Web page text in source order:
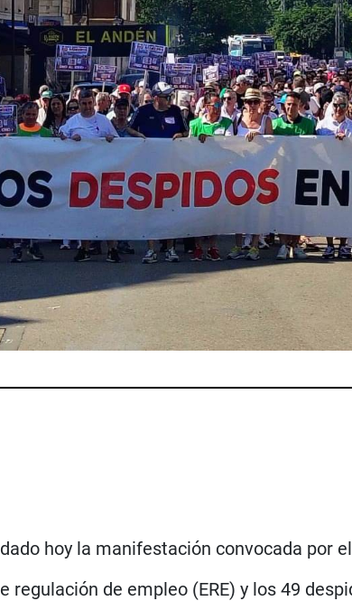
hoy la manifestación convocada por
regulación de empleo (ERE) y los 49